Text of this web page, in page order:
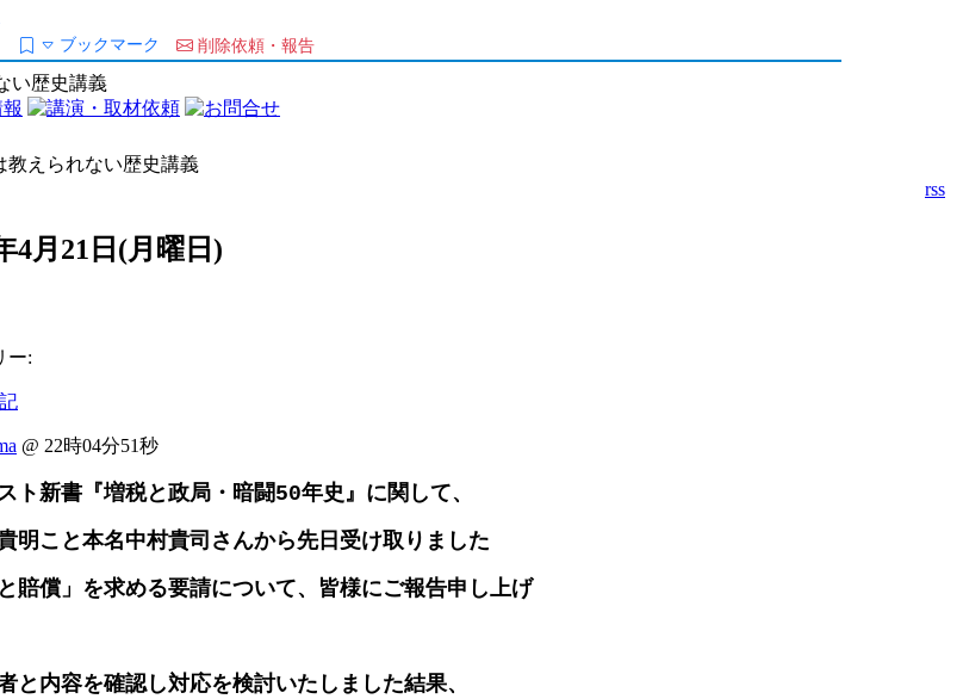
ブックマーク 削除依頼・報告